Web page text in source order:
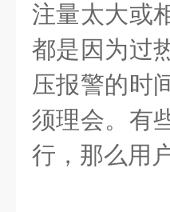
注量太大或
都是因为过
压报警的时
须理会。 有
行，那么用